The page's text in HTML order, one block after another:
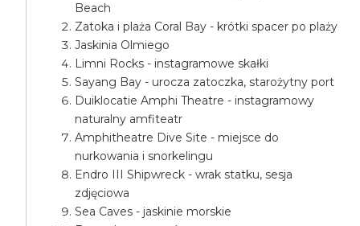
Beach
Zatoka i plaża Coral Bay - krótki spacer po plaży
Jaskinia Olmiego
Limni Rocks - instagramowe skałki
Sayang Bay - urocza zatoczka, starożytny port
Duiklocatie Amphi Theatre - instagramowy
naturalny amfiteatr
Amphitheatre Dive Site - miejsce do
nurkowania i snorkelingu
Endro III Shipwreck - wrak statku, sesja
zdjęciowa
Sea Caves - jaskinie morskie